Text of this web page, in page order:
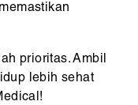
prioritas. Ambil
lebih sehat